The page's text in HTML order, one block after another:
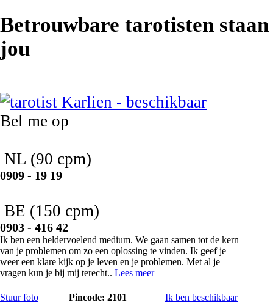
Betrouwbare tarotisten
jou
Bel me op
NL (90 cpm)
0909 - 19 19
BE (150 cpm)
0903 - 416 42
Ik ben een heldervoelend medium. We gaan samen tot de kern
van je problemen om zo een oplossing te vinden. Ik geef je
weer een klare kijk op je leven en je problemen. Met al je
vragen kun je bij mij terecht.. Lees meer
Stuur foto Pincode: 2101 Ik ben beschikbaar